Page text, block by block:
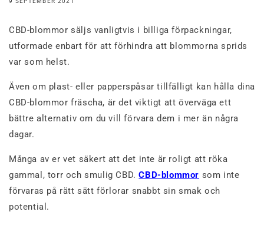
CBD-blommor säljs vanligtvis i billiga förpackningar,
utformade enbart för att förhindra att blommorna sprids
var som helst.
Även om plast- eller papperspåsar tillfälligt kan hålla dina
CBD-blommor fräscha, är det viktigt att överväga ett
bättre alternativ om du vill förvara dem i mer än några
dagar.
Många av er vet säkert att det inte är roligt att röka
gammal, torr och smulig CBD.CBD-blommor som inte
förvaras på rätt sätt förlorar snabbt sin smak och
potential.